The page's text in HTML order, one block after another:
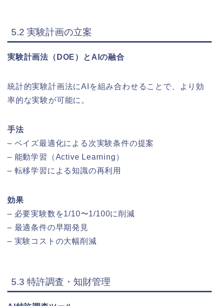
5.2 実験計画の立案
実験計画法（DOE）とAIの融合
統計的実験計画法にAIを組み合わせることで、より効
率的な実験が可能に。
手法
– ベイズ最適化による次実験条件の提案
– 能動学習（Active Learning）
– 転移学習による知識の再利用
効果
– 必要実験数を1/10〜1/100に削減
– 最適条件の早期発見
– 実験コストの大幅削減
5.3 特許調査・知財管理